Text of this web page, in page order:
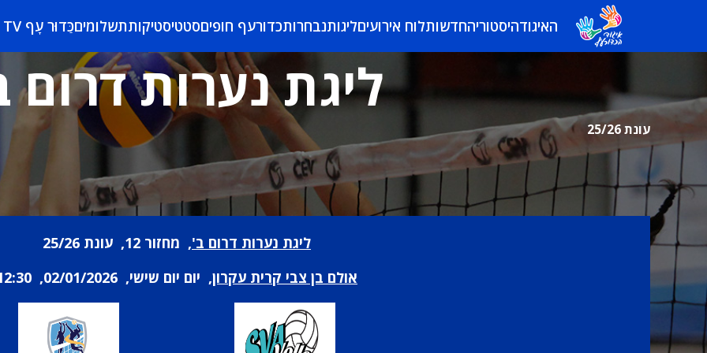
האיגודהיסטוריהחדשותלוח אירועיםליגותנבחרותכדורעף חופיםסטטיסטיקותתשלומיםכַּדוּר עָף TV
ליגת נערות דרום
עונת 25/26
ליגת נערות דרום ב', מחזור 12, עונת 25/26
אולם בן צבי קרית עקרון, יום יום שישי, 02/01/2026, 12:30